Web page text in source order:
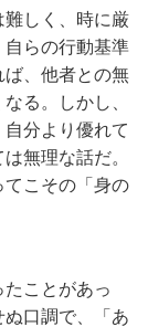
しく、時に厳
自らの行動基準
、他者との無
る。しかし、
分より優れて
無理な話だ。
てこその「身の
ことがあっ
口調で、「あ